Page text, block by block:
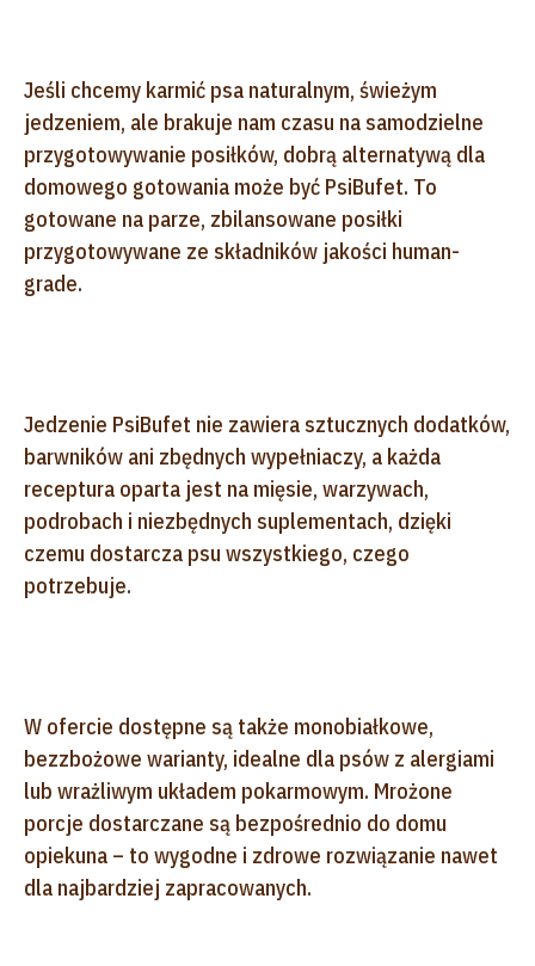
Jeśli chcemy karmić psa naturalnym, świeżym
jedzeniem, ale brakuje nam czasu na samodzielne
przygotowywanie posiłków, dobrą alternatywą dla
domowego gotowania może być PsiBufet. To
gotowane na parze, zbilansowane posiłki
przygotowywane ze składników jakości human-
grade.
Jedzenie PsiBufet nie zawiera sztucznych dodatków,
barwników ani zbędnych wypełniaczy, a każda
receptura oparta jest na mięsie, warzywach,
podrobach i niezbędnych suplementach, dzięki
czemu dostarcza psu wszystkiego, czego
potrzebuje.
W ofercie dostępne są także monobiałkowe,
bezzbożowe warianty, idealne dla psów z alergiami
lub wrażliwym układem pokarmowym. Mrożone
porcje dostarczane są bezpośrednio do domu
opiekuna – to wygodne i zdrowe rozwiązanie nawet
dla najbardziej zapracowanych.